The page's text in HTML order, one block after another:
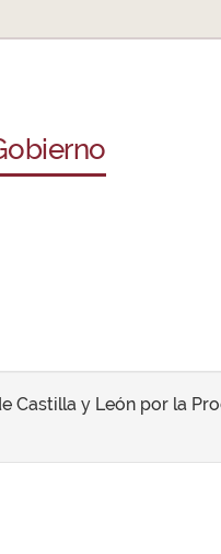
y León por la